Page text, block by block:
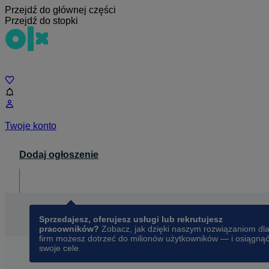
Przejdź do głównej części
Przejdź do stopki
Twoje konto
Dodaj ogłoszenie
Sprzedajesz, oferujesz usługi lub rekrutujesz
pracowników? Zobacz, jak dzięki naszym rozwiązaniom dla
firm możesz dotrzeć do milionów użytkowników — i osiągnąć
swoje cele.